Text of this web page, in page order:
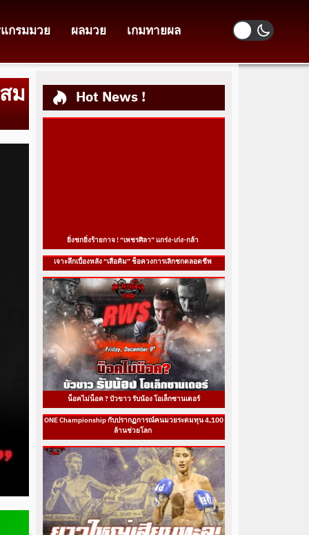
กรมมวย ผลมวย เกมทายผล
ม Hot News !
ยิ่งชกยิ่งร้ายกาจ ! “เพชรศิลา” แกร่ง-เก่ง-กล้า
เจาะลึกเบื้องหลัง “เสือคิม” ช็อควงการเลิกชกตลอดชีพ
น็อคไม่น็อค ? บัวขาว รับน้อง โอเล็กซานเดอร์
ONE Championship กับปรากฏการณ์คนมวยระดมทุน 4,100
ล้านช่วยโลก